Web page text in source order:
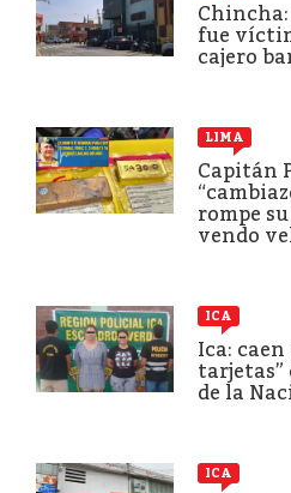
Chincha:
fue
cajero
LIMA
Capitán
rompe
vendo
ICA
Ica: caen
tarjetas”
de la
ICA